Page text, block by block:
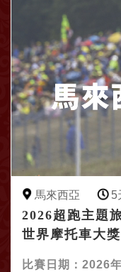
馬來西亞 5
2026超跑主題
世界摩托車大
比賽日期：2026